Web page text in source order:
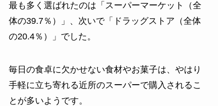
最も多く選ばれたのは「スーパーマーケット（全
体の39.7％）」、次いで「ドラッグストア（全体
の20.4％）」でした。
毎日の食卓に欠かせない食材やお菓子は、やはり
手軽に立ち寄れる近所のスーパーで購入されるこ
とが多いようです。